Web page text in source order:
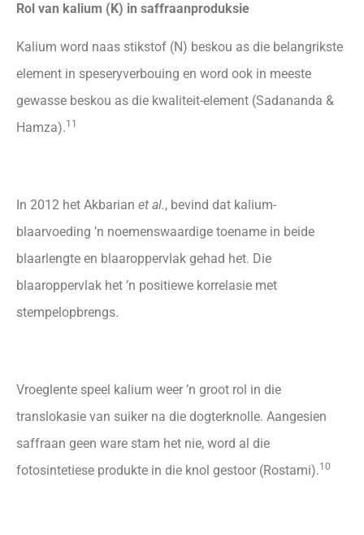
Rol van kalium (K) in saffraanproduksie
Kalium word naas stikstof (N) beskou as die belangrikste
element in speseryverbouing en word ook in meeste
gewasse beskou as die kwaliteit-element (Sadananda &
Hamza).11
In 2012 het Akbarian et al., bevind dat kalium-
blaarvoeding ’n noemenswaardige toename in beide
blaarlengte en blaaroppervlak gehad het. Die
blaaroppervlak het ’n positiewe korrelasie met
stempelopbrengs.
Vroeglente speel kalium weer ’n groot rol in die
translokasie van suiker na die dogterknolle. Aangesien
saffraan geen ware stam het nie, word al die
fotosintetiese produkte in die knol gestoor (Rostami).10